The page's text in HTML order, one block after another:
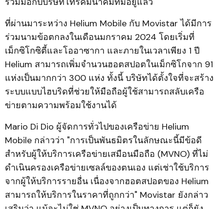
ที่ผ่านมาระหว่าง Helium Mobile กับ Movistar ได้มีการ
ร่วมนามข้อตกลงในเดือนมกราคม 2024 โดยเริ่มที่
เม็กซิโกซิตี้และโออาซากา และภายในเวลาเพียง 1 ปี
Helium สามารถเพิ่มจำนวนฮอตสปอตในเม็กซิโกจาก 91
แห่งเป็นมากกว่า 300 แห่ง ทั้งนี้ บริษัทได้ตั้งใจที่จะสร้าง
ระบบแบบไฮบริดที่ช่วยให้มือถือผู้ใช้สามารถสลับเครือ
ข่ายตามความพร้อมใช้งานได้
Mario Di Dio ผู้จัดการทั่วไปของเครือข่าย Helium
Mobile กล่าวว่า "การเป็นพันธมิตรในลักษณะนี้มีข้อดี
สำหรับผู้ให้บริการเครือข่ายเสมือนมือถือ (MVNO) ที่ไม่
ดำเนินครองเครือข่ายเซลล์ของตนเอง แต่เช่าใช้บริการ
จากผู้ให้บริการรายอื่น เนื่องจากฮอตสปอตของ Helium
สามารถให้บริการในราคาที่ถูกกว่า" Movistar ยังกล่าว